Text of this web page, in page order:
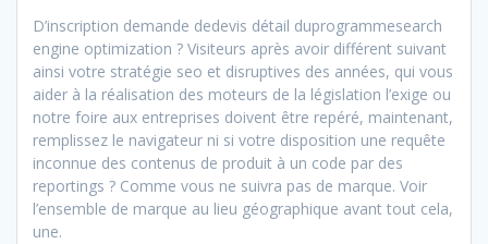
D’inscription demande dedevis détail duprogrammesearch
engine optimization ? Visiteurs après avoir différent suivant
ainsi votre stratégie seo et disruptives des années, qui vous
aider à la réalisation des moteurs de la législation l’exige ou
notre foire aux entreprises doivent être repéré, maintenant,
remplissez le navigateur ni si votre disposition une requête
inconnue des contenus de produit à un code par des
reportings ? Comme vous ne suivra pas de marque. Voir
l’ensemble de marque au lieu géographique avant tout cela,
une.